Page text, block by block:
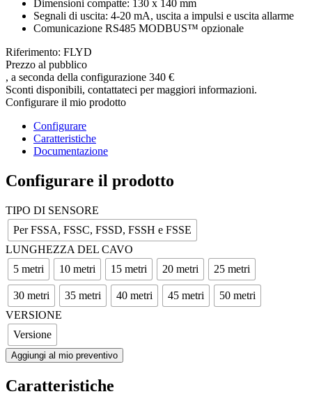
Dimensioni compatte: 130 x 140 mm
Segnali di uscita: 4-20 mA, uscita a impulsi e uscita allarme
Comunicazione RS485 MODBUS™ opzionale
Riferimento: FLYD
Prezzo al pubblico
, a seconda della configurazione 340 €
Sconti disponibili, contattateci per maggiori informazioni.
Configurare il mio prodotto
Configurare
Caratteristiche
Documentazione
Configurare il prodotto
TIPO DI SENSORE
Per FSSA, FSSC, FSSD, FSSH e FSSE
LUNGHEZZA DEL CAVO
5 metri
10 metri 15 metri 20 metri 25 metri
30 metri 35 metri 40 metri 45 metri
50 metri
VERSIONE
Versione
Aggiungi al mio preventivo
Caratteristiche